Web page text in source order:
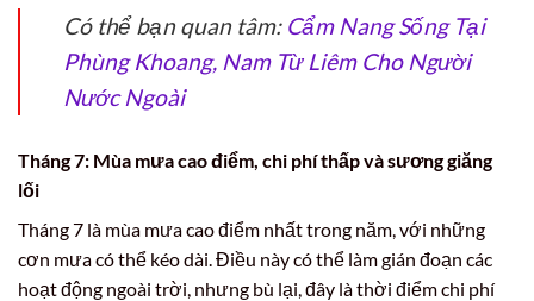
Có thể bạn quan tâm: Cẩm Nang Sống Tại
Phùng Khoang, Nam Từ Liêm Cho Người
Nước Ngoài
Tháng 7: Mùa mưa cao điểm, chi phí thấp và sương giăng
lối
Tháng 7 là mùa mưa cao điểm nhất trong năm, với những
cơn mưa có thể kéo dài. Điều này có thể làm gián đoạn các
hoạt động ngoài trời, nhưng bù lại, đây là thời điểm chi phí